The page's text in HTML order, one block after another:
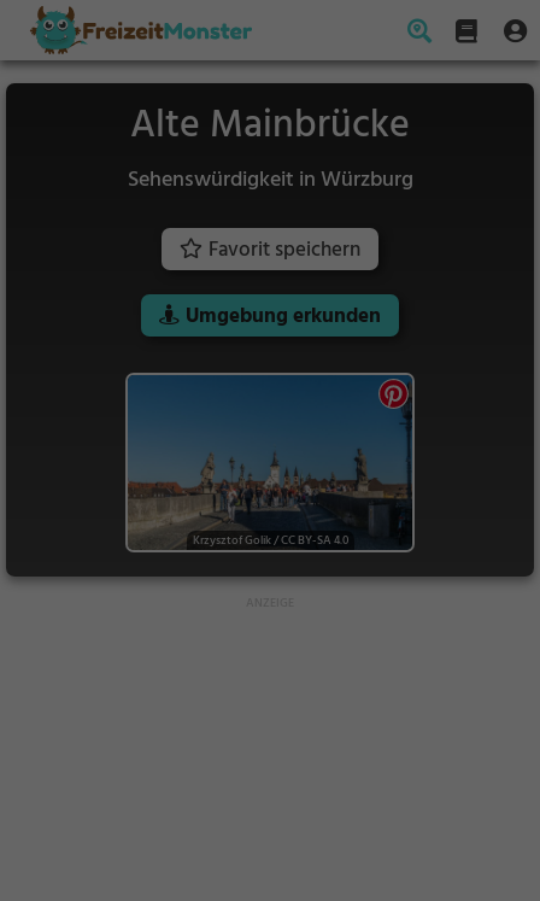
Alte Mainbrücke
Sehenswürdigkeit in Würzburg
Favorit speichern
Umgebung erkunden
Krzysztof Golik/CC BY-SA 4.0